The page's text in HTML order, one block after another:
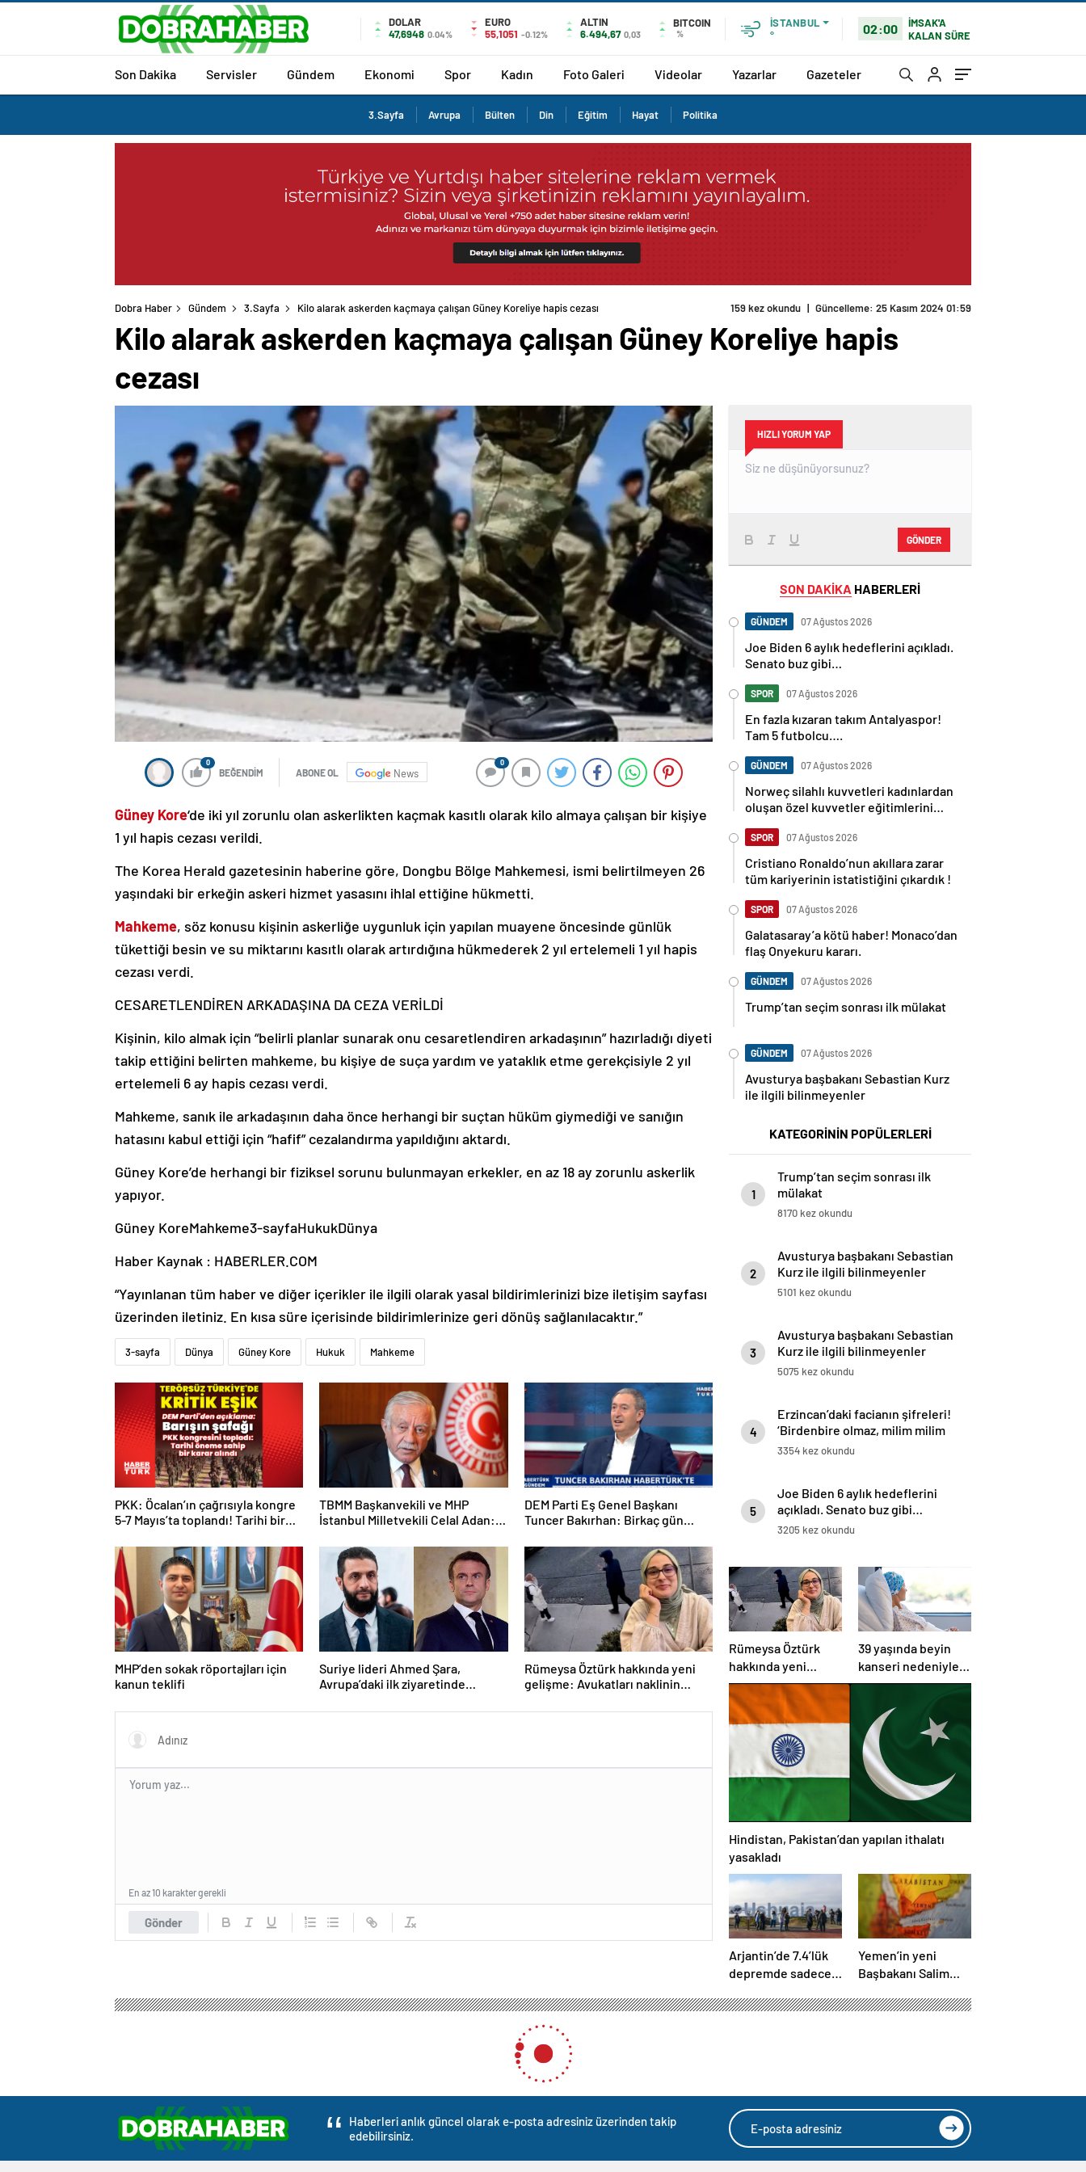
DOLAR
47,6948 0.04%
EURO
55,1051 -0.12%
ALTIN
6.494,67 0,03
BITCOIN
%
İSTANBUL
°
02:00
İMSAK'A
KALAN SÜRE
Son Dakika Servisler Gündem Ekonomi Spor Kadın Foto Galeri Videolar Yazarlar Gazeteler
3.Sayfa Avrupa Bülten Din Eğitim Hayat Politika
Dobra Haber Gündem 3.Sayfa Kilo alarak askerden kaçmaya çalışan Güney Koreliye hapis cezası 159 kez okundu | Güncelleme: 25 Kasım 2024 01:59
Kilo alarak askerden kaçmaya çalışan Güney Koreliye hapis
cezası
0
BEĞENDİM ABONE OL News
0
Güney Kore‘de iki yıl zorunlu olan askerlikten kaçmak kasıtlı olarak kilo almaya çalışan bir kişiye
1 yıl hapis cezası verildi.
The Korea Herald gazetesinin haberine göre, Dongbu Bölge Mahkemesi, ismi belirtilmeyen 26
yaşındaki bir erkeğin askeri hizmet yasasını ihlal ettiğine hükmetti.
Mahkeme, söz konusu kişinin askerliğe uygunluk için yapılan muayene öncesinde günlük
tükettiği besin ve su miktarını kasıtlı olarak artırdığına hükmederek 2 yıl ertelemeli 1 yıl hapis
cezası verdi.
CESARETLENDİREN ARKADAŞINA DA CEZA VERİLDİ
Kişinin, kilo almak için “belirli planlar sunarak onu cesaretlendiren arkadaşının” hazırladığı diyeti
takip ettiğini belirten mahkeme, bu kişiye de suça yardım ve yataklık etme gerekçisiyle 2 yıl
ertelemeli 6 ay hapis cezası verdi.
Mahkeme, sanık ile arkadaşının daha önce herhangi bir suçtan hüküm giymediği ve sanığın
hatasını kabul ettiği için “hafif” cezalandırma yapıldığını aktardı.
Güney Kore’de herhangi bir fiziksel sorunu bulunmayan erkekler, en az 18 ay zorunlu askerlik
yapıyor.
Güney KoreMahkeme3-sayfaHukukDünya
Haber Kaynak : HABERLER.COM
“Yayınlanan tüm haber ve diğer içerikler ile ilgili olarak yasal bildirimlerinizi bize iletişim sayfası
üzerinden iletiniz. En kısa süre içerisinde bildirimlerinize geri dönüş sağlanılacaktır.”
3-sayfa Dünya Güney Kore Hukuk Mahkeme
PKK: Öcalan’ın çağrısıyla kongre
5-7 Mayıs’ta toplandı! Tarihi bir
TBMM Başkanvekili ve MHP
İstanbul Milletvekili Celal Adan:
DEM Parti Eş Genel Başkanı
Tuncer Bakırhan: Birkaç gün
açıklanacak
MHP’den sokak röportajları için
kanun teklifi
Suriye lideri Ahmed Şara,
Avrupa’daki ilk ziyaretinde
Rümeysa Öztürk hakkında yeni
gelişme: Avukatları naklinin
Gönder
En az 10 karakter gerekli
HIZLI YORUM YAP
GÖNDER
SON DAKİKA HABERLERİ
GÜNDEM 07 Ağustos 2026
Joe Biden 6 aylık hedeflerini açıkladı.
Senato buz gibi…
SPOR 07 Ağustos 2026
En fazla kızaran takım Antalyaspor!
Tam 5 futbolcu….
GÜNDEM 07 Ağustos 2026
Norweç silahlı kuvvetleri kadınlardan
oluşan özel kuvvetler eğitimlerini
SPOR 07 Ağustos 2026
Cristiano Ronaldo’nun akıllara zarar
tüm kariyerinin istatistiğini çıkardık !
SPOR 07 Ağustos 2026
Galatasaray’a kötü haber! Monaco’dan
flaş Onyekuru kararı.
GÜNDEM 07 Ağustos 2026
Trump’tan seçim sonrası ilk mülakat
GÜNDEM 07 Ağustos 2026
Avusturya başbakanı Sebastian Kurz
ile ilgili bilinmeyenler
KATEGORİNİN POPÜLERLERİ
1
Trump’tan seçim sonrası ilk
mülakat
8170 kez okundu
2
Avusturya başbakanı Sebastian
Kurz ile ilgili bilinmeyenler
5101 kez okundu
3
Avusturya başbakanı Sebastian
Kurz ile ilgili bilinmeyenler
5075 kez okundu
4
Erzincan’daki facianın şifreleri!
‘Birdenbire olmaz, milim milim
kayar’
3354 kez okundu
5
Joe Biden 6 aylık hedeflerini
açıkladı. Senato buz gibi…
3205 kez okundu
Rümeysa Öztürk
hakkında yeni
gelişme:
Avukatları naklinin
geciktirilmemesini
39 yaşında beyin
kanseri nedeniyle
öldü: Görmezden
geldiği 2 işaret
vardı
Hindistan, Pakistan’dan yapılan ithalatı
yasakladı
Arjantin’de 7.4’lük
depremde sadece
Yemen’in yeni
Başbakanı Salim
Haberleri anlık güncel olarak e-posta adresiniz üzerinden takip
edebilirsiniz.